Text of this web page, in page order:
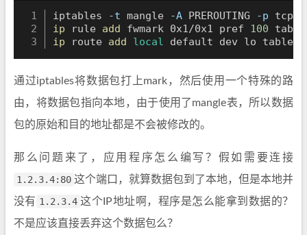
iptables -t mangle -A PREROUTING -p tcp
ip rule add fwmark 0x1/0x1 pref 100
ip route add local default dev lo table
通过iptables将数据包打上mark，然后使用一个特殊的路
由，将数据包指向本地，由于使用了mangle表，所以数据
包的原始和目的地址都是不会被修改的。
那么问题来了，应用程序怎么编写？假如需要连接
1.2.3.4:80 这个端口，就算数据包到了本地，但是本地并
没有 1.2.3.4 这个IP地址啊，程序是怎么能拿到数据的？
不是应该直接丢弃这个数据包么？